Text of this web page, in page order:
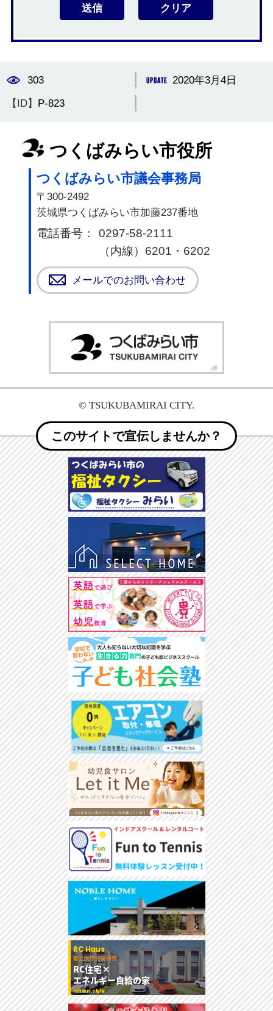
303 2020年3月4日
【ID】 P-823
つくばみらい市役所
つくばみらい市議会事務局
〒300-2492
茨城県つくばみらい市加藤237番地
電話番号：
0297-58-2111
（内線）6201・6202
メールでのお問い合わせ
© TSUKUBAMIRAI CITY.
このサイトで宣伝しませんか？